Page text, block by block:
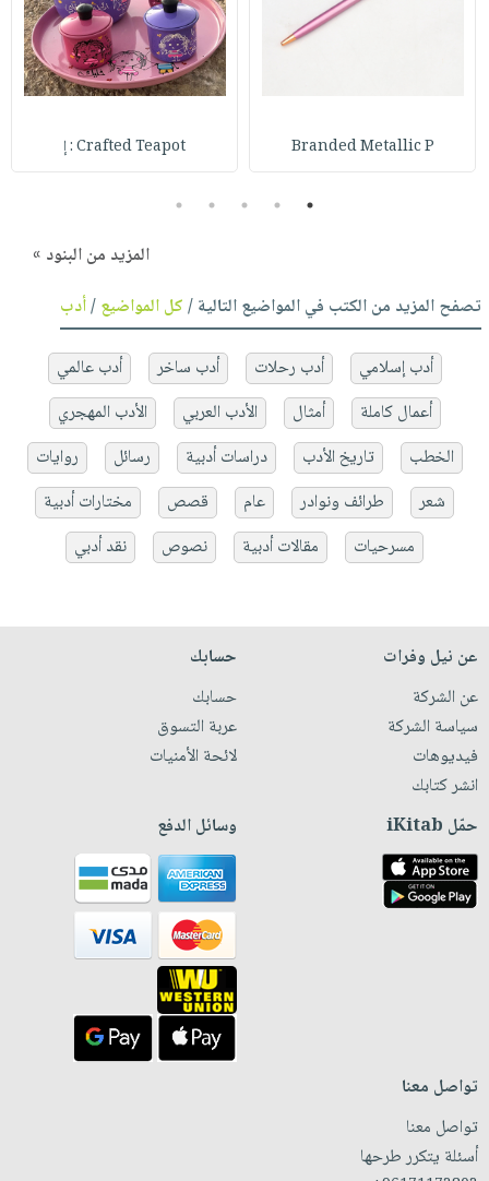
Branded Metallic P Crafted Teapot : إ
1
2
3
4
5
المزيد من البنود »
تصفح المزيد من الكتب في المواضيع التالية /كل المواضيع/أدب
أدب إسلامي أدب رحلات أدب ساخر
أدب عالمي
أعمال كاملة
أمثال الأدب العربي
الأدب المهجري
الخطب
تاريخ الأدب دراسات أدبية رسائل
روايات
شعر
طرائف ونوادر عام قصص
مختارات أدبية
مسرحيات
مقالات أدبية نصوص نقد أدبي
عن نيل وفرات
عن الشركة
سياسة الشركة
فيديوهات
انشر كتابك
حسابك
حسابك
عربة التسوق
لائحة الأمنيات
حمّل iKitab وسائل الدفع
تواصل معنا
تواصل معنا
أسئلة يتكرر طرحها